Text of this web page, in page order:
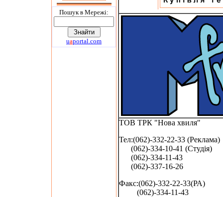
Пошук в Мережi:
uaportal.com
ТОВ ТРК "Нова хвиля"
Тел:(062)-332-22-33 (Реклама)
(062)-334-10-41 (Студія)
(062)-334-11-43
(062)-337-16-26
Факс:(062)-332-22-33(РА)
(062)-334-11-43